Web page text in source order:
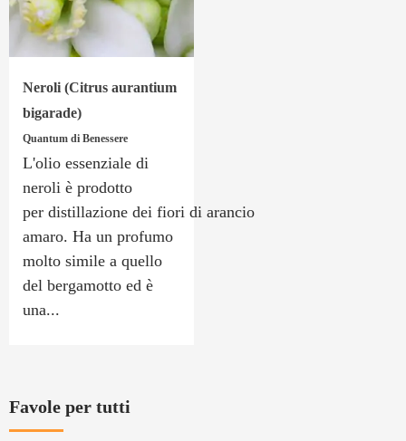
Neroli (Citrus aurantium
bigarade)
Quantum di Benessere
L'olio essenziale di
neroli è prodotto
per distillazione dei fiori di arancio
amaro. Ha un profumo
molto simile a quello
del bergamotto ed è
una...
Favole per tutti